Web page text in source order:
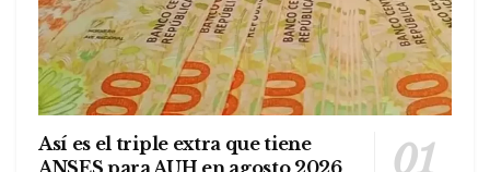
Así es el triple extra que tiene
ANSES para AUH en agosto 2026